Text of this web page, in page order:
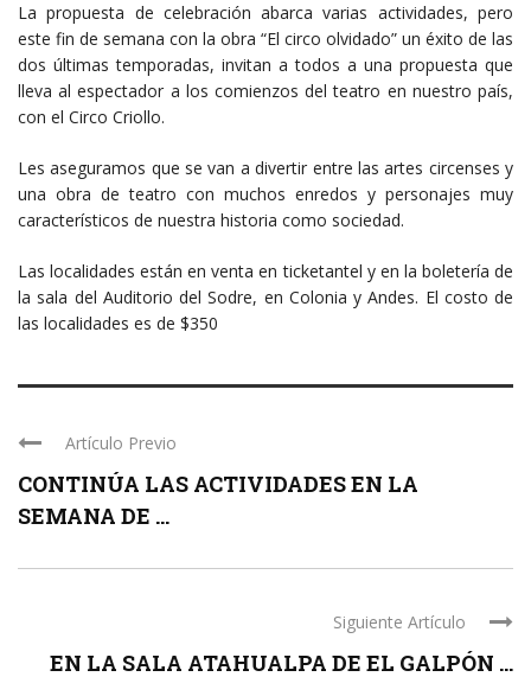
La propuesta de celebración abarca varias actividades, pero
este fin de semana con la obra “El circo olvidado” un éxito de las
dos últimas temporadas, invitan a todos a una propuesta que
lleva al espectador a los comienzos del teatro en nuestro país,
con el Circo Criollo.
Les aseguramos que se van a divertir entre las artes circenses y
una obra de teatro con muchos enredos y personajes muy
característicos de nuestra historia como sociedad.
Las localidades están en venta en ticketantel y en la boletería de
la sala del Auditorio del Sodre, en Colonia y Andes. El costo de
las localidades es de $350
Artículo Previo
CONTINÚA LAS ACTIVIDADES EN LA
SEMANA DE ...
Siguiente Artículo
EN LA SALA ATAHUALPA DE EL GALPÓN ...